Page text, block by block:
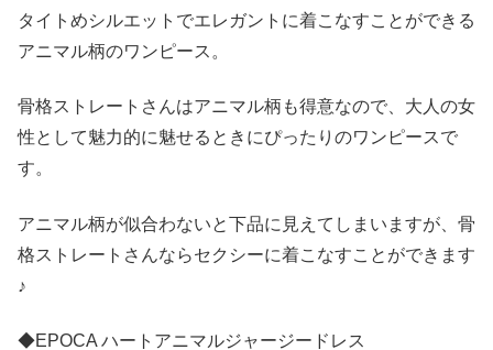
タイトめシルエットでエレガントに着こなすことができる
アニマル柄のワンピース。
骨格ストレートさんはアニマル柄も得意なので、大人の女
性として魅力的に魅せるときにぴったりのワンピースで
す。
アニマル柄が似合わないと下品に見えてしまいますが、骨
格ストレートさんならセクシーに着こなすことができます
♪
◆EPOCA ハートアニマルジャージードレス